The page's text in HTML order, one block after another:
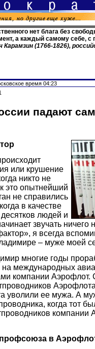
нет блага без
а каждый самому себе,
Карамзин (1766-1826),
время 04:23
падают
или крушение
никто не
это опытнейший
не справились
в качестве
людей и
звучать
я всегда
– муже моей
многие годы
международных
компании Аэрофлот.
уволили ее мужа. А
когда тот
компании
в